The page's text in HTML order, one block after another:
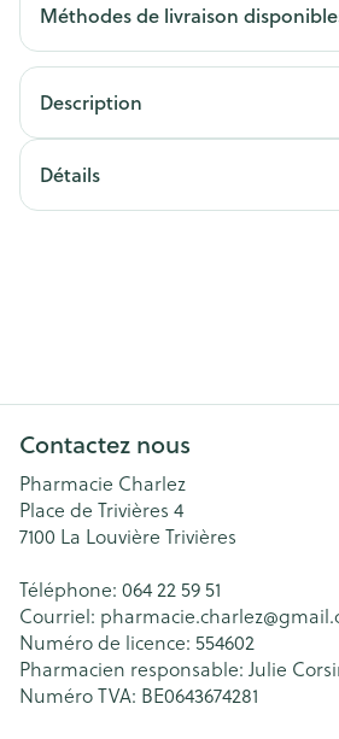
Méthodes de livraison
Description
Détails
Contactez nous
Pharmacie Charlez
Place de Trivières 4
7100 La Louvière Trivières
Téléphone: 064 22 59 51
Courriel: pharmacie.charlez@
Numéro de licence: 554602
Pharmacien responsable: Julie
Numéro TVA: BE0643674281